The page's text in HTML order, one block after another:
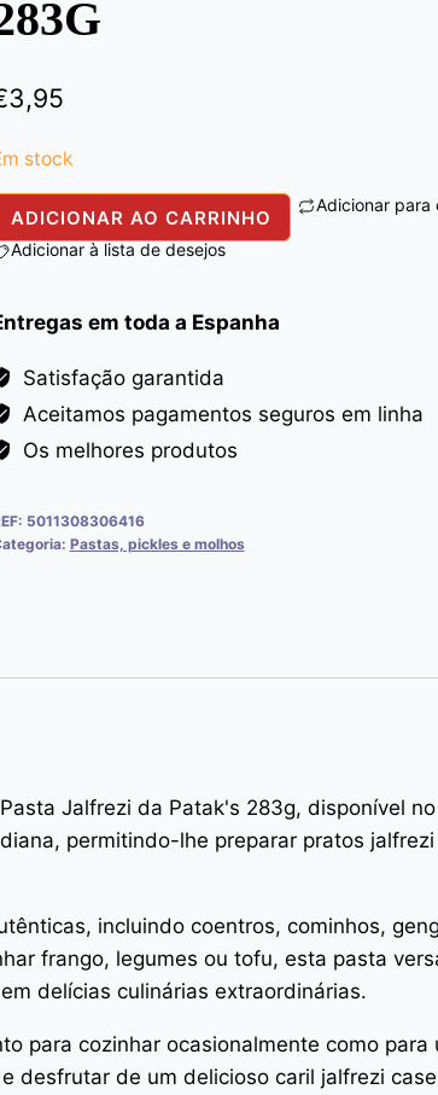
3,95
stock
ADICIONAR AO CARRINHO
Adicionar para
Adicionar à lista de desejos
em toda a Espanha
Satisfação garantida
Aceitamos pagamentos seguros em linha
Os melhores produtos
5011308306416
Pastas, pickles e molhos
Jalfrezi da Patak's 283g, disponível
permitindo-lhe preparar pratos
incluindo coentros, cominhos,
frango, legumes ou tofu, esta pasta
delícias culinárias extraordinárias.
para cozinhar ocasionalmente como para
desfrutar de um delicioso caril jalfrezi